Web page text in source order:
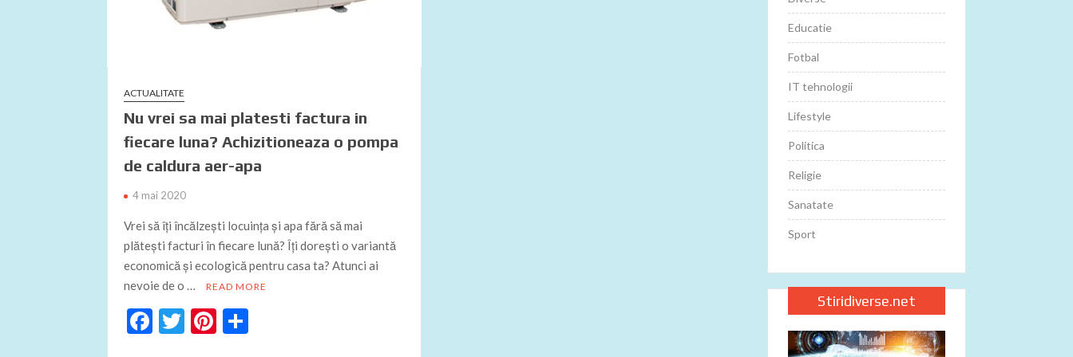
ACTUALITATE
Nu vrei sa mai platesti factura in
fiecare luna? Achizitioneaza o pompa
de caldura aer-apa
4 mai 2020
Vrei să îți încălzești locuința și apa fără să mai
plătești facturi în fiecare lună? Îți dorești o variantă
economică și ecologică pentru casa ta? Atunci ai
nevoie de o …
READ MORE
F
T
Pi
Educatie
Fotbal
IT tehnologii
Lifestyle
Politica
Religie
Sanatate
Sport
Stiridiverse.net